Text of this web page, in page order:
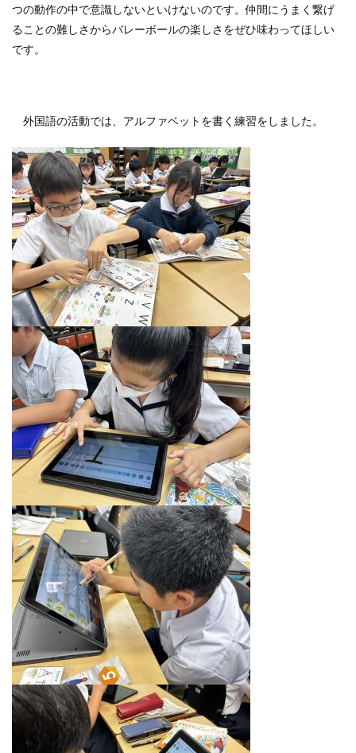
つの動作の中で意識しないといけないのです。仲間にうまく繋げ
ることの難しさからバレーボールの楽しさをぜひ味わってほしい
です。
外国語の活動では、アルファベットを書く練習をしました。